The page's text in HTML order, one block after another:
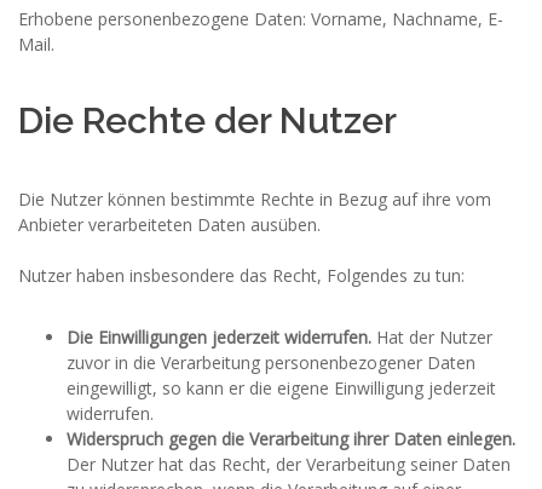
Erhobene personenbezogene Daten: Vorname, Nachname, E-
Mail.
Die Rechte der Nutzer
Die Nutzer können bestimmte Rechte in Bezug auf ihre vom
Anbieter verarbeiteten Daten ausüben.
Nutzer haben insbesondere das Recht, Folgendes zu tun:
Die Einwilligungen jederzeit widerrufen. Hat der Nutzer
zuvor in die Verarbeitung personenbezogener Daten
eingewilligt, so kann er die eigene Einwilligung jederzeit
widerrufen.
Widerspruch gegen die Verarbeitung ihrer Daten einlegen.
Der Nutzer hat das Recht, der Verarbeitung seiner Daten